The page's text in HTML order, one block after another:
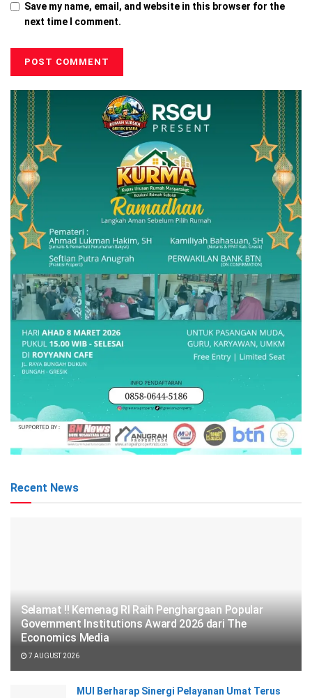
Save my name, email, and website in this browser for the
next time I comment.
Recent News
Selamat !! Kemenag RI Raih Penghargaan Popular
Government Institutions Award 2026 dari The
Economics Media
7 AUGUST 2026
MUI Berharap Sinergi Pelayanan Umat Terus